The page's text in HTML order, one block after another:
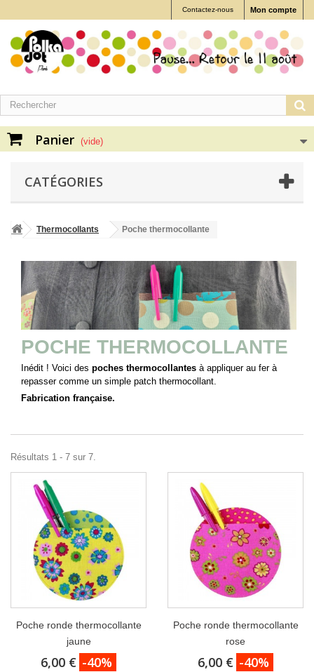
Mon compte
Contactez-nous
Panier (vide)
CATÉGORIES
Thermocollants Poche thermocollante
POCHE THERMOCOLLANTE
Inédit ! Voici des poches thermocollantes à appliquer au fer à
repasser comme un simple patch thermocollant.
Fabrication française.
Résultats 1 - 7 sur 7.
Poche ronde thermocollante
jaune
6,00 € -40%
Poche ronde thermocollante
rose
6,00 € -40%